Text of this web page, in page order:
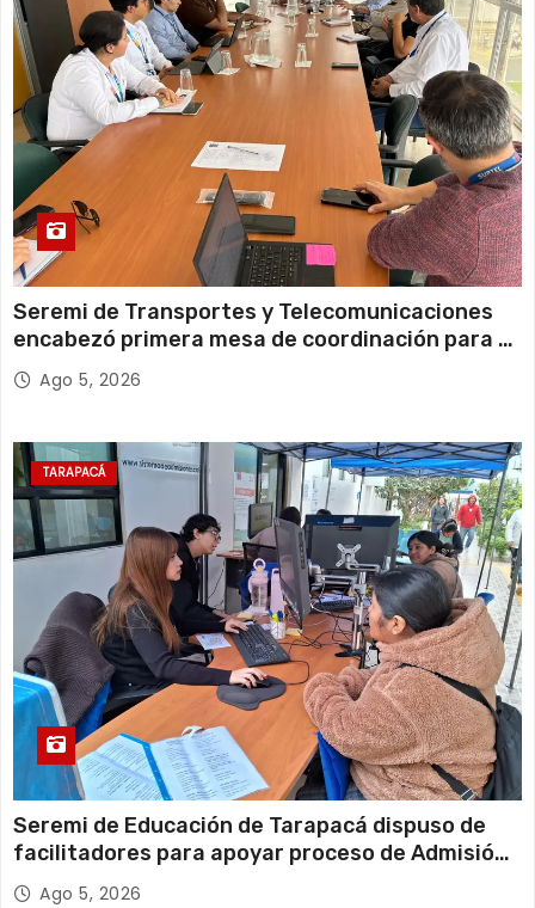
s
Seremi de Transportes y Telecomunicaciones
encabezó primera mesa de coordinación para el
retiro de cables en desuso en Iquique
Ago 5, 2026
TARAPACÁ
Seremi de Educación de Tarapacá dispuso de
facilitadores para apoyar proceso de Admisión
Escolar 2027
Ago 5, 2026